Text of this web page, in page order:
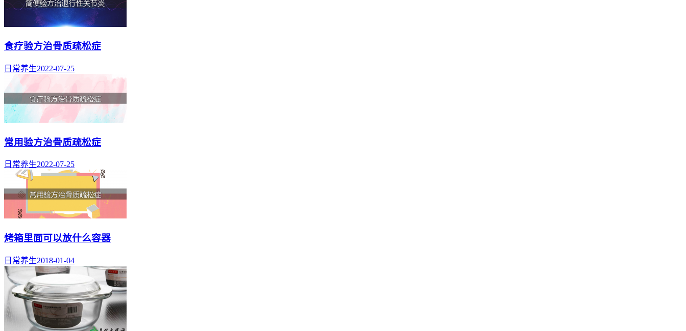
食疗验方治骨质疏松症
日常养生2022-07-25
常用验方治骨质疏松症
日常养生2022-07-25
烤箱里面可以放什么容器
日常养生2018-01-04